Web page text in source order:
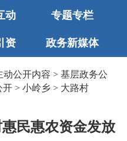
动 专题专栏
资 政务新媒体
动公开内容 > 基层政务公
开 > 小岭乡 > 大路村
民惠农资金发放